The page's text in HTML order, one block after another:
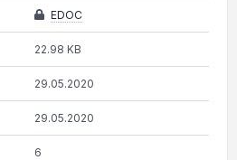
EDOC
22.98 KB
29.05.2020
29.05.2020
6